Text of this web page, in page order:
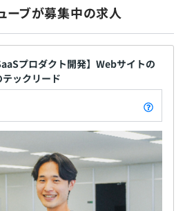
ースクラムで進捗確認をおこな
うにしています。
術】
（sass）、
TypeScript）、Vue.js（v2）、
などを採用しています。
Bitcucket）を利用しています。
そして何よりもインターネッ
ングが好き！という方からの
す。
ーブが募集中の求人
プロダクト開発】Webサイトの
ックリード